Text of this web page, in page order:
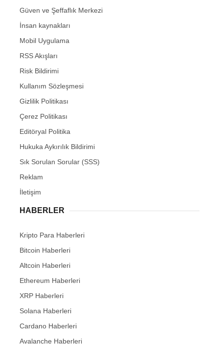
Güven ve Şeffaflık Merkezi
İnsan kaynakları
Mobil Uygulama
RSS Akışları
Risk Bildirimi
Kullanım Sözleşmesi
Gizlilik Politikası
Çerez Politikası
Editöryal Politika
Hukuka Aykırılık Bildirimi
Sık Sorulan Sorular (SSS)
Reklam
İletişim
HABERLER
Kripto Para Haberleri
Bitcoin Haberleri
Altcoin Haberleri
Ethereum Haberleri
XRP Haberleri
Solana Haberleri
Cardano Haberleri
Avalanche Haberleri